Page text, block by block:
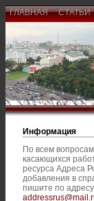
ГЛАВНАЯ СТАТЬИ
Информация
По всем вопросам
касающихся
ресурса Адреса
добавления в
пишите по адресу